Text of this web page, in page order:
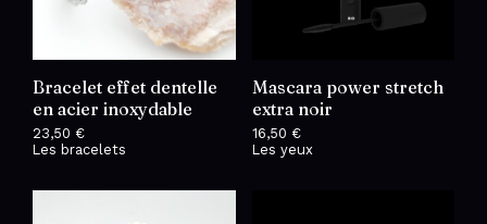
Bracelet effet dentelle
en acier inoxydable
23,50 €
Les bracelets
Mascara power stretch
extra noir
16,50 €
Les yeux